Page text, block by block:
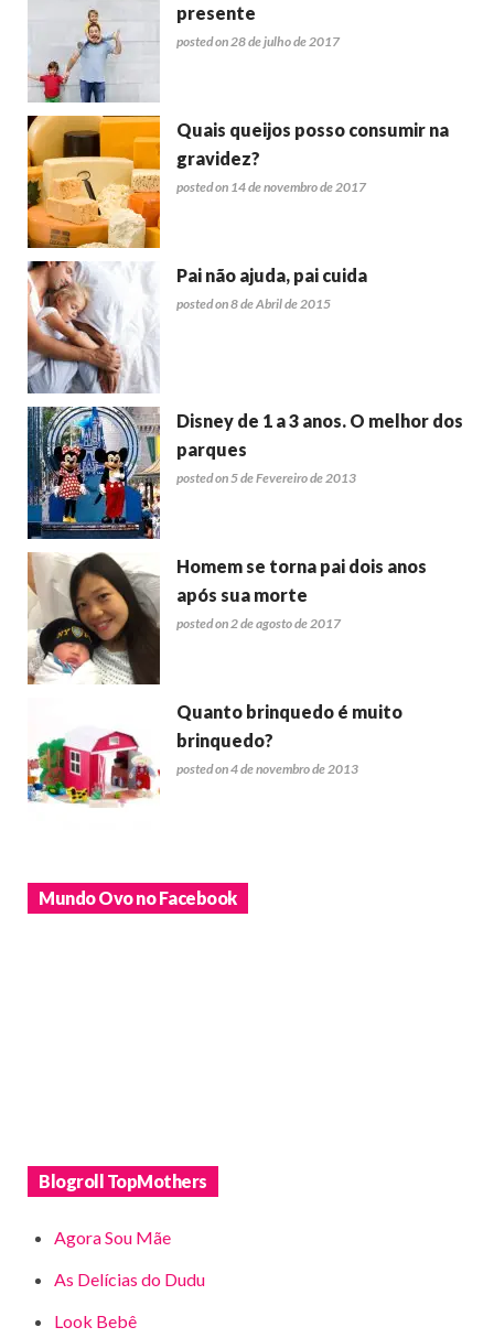
presente
posted on 28 de julho de 2017
Quais queijos posso consumir na
gravidez?
posted on 14 de novembro de 2017
Pai não ajuda, pai cuida
posted on 8 de Abril de 2015
Disney de 1 a 3 anos. O melhor dos
parques
posted on 5 de Fevereiro de 2013
Homem se torna pai dois anos
após sua morte
posted on 2 de agosto de 2017
Quanto brinquedo é muito
brinquedo?
posted on 4 de novembro de 2013
Mundo Ovo no Facebook
Blogroll TopMothers
Agora Sou Mãe
As Delícias do Dudu
Look Bebê